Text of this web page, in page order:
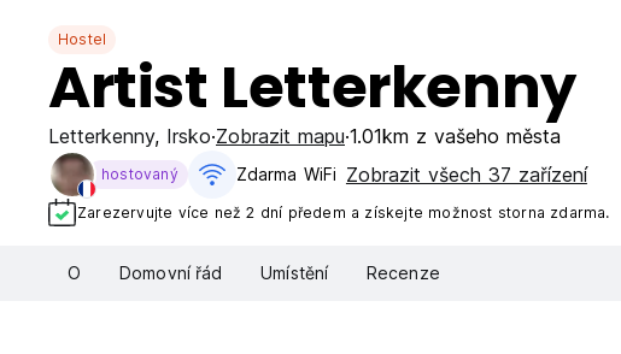
Hostel
Artist Letterkenny
Letterkenny, Irsko Zobrazit mapu 1.01km z vašeho města
hostovaný Zdarma WiFi Zobrazit všech 37 zařízení
Zarezervujte více než 2 dní předem a získejte možnost storna zdarma.
O Domovní řád Umístění Recenze